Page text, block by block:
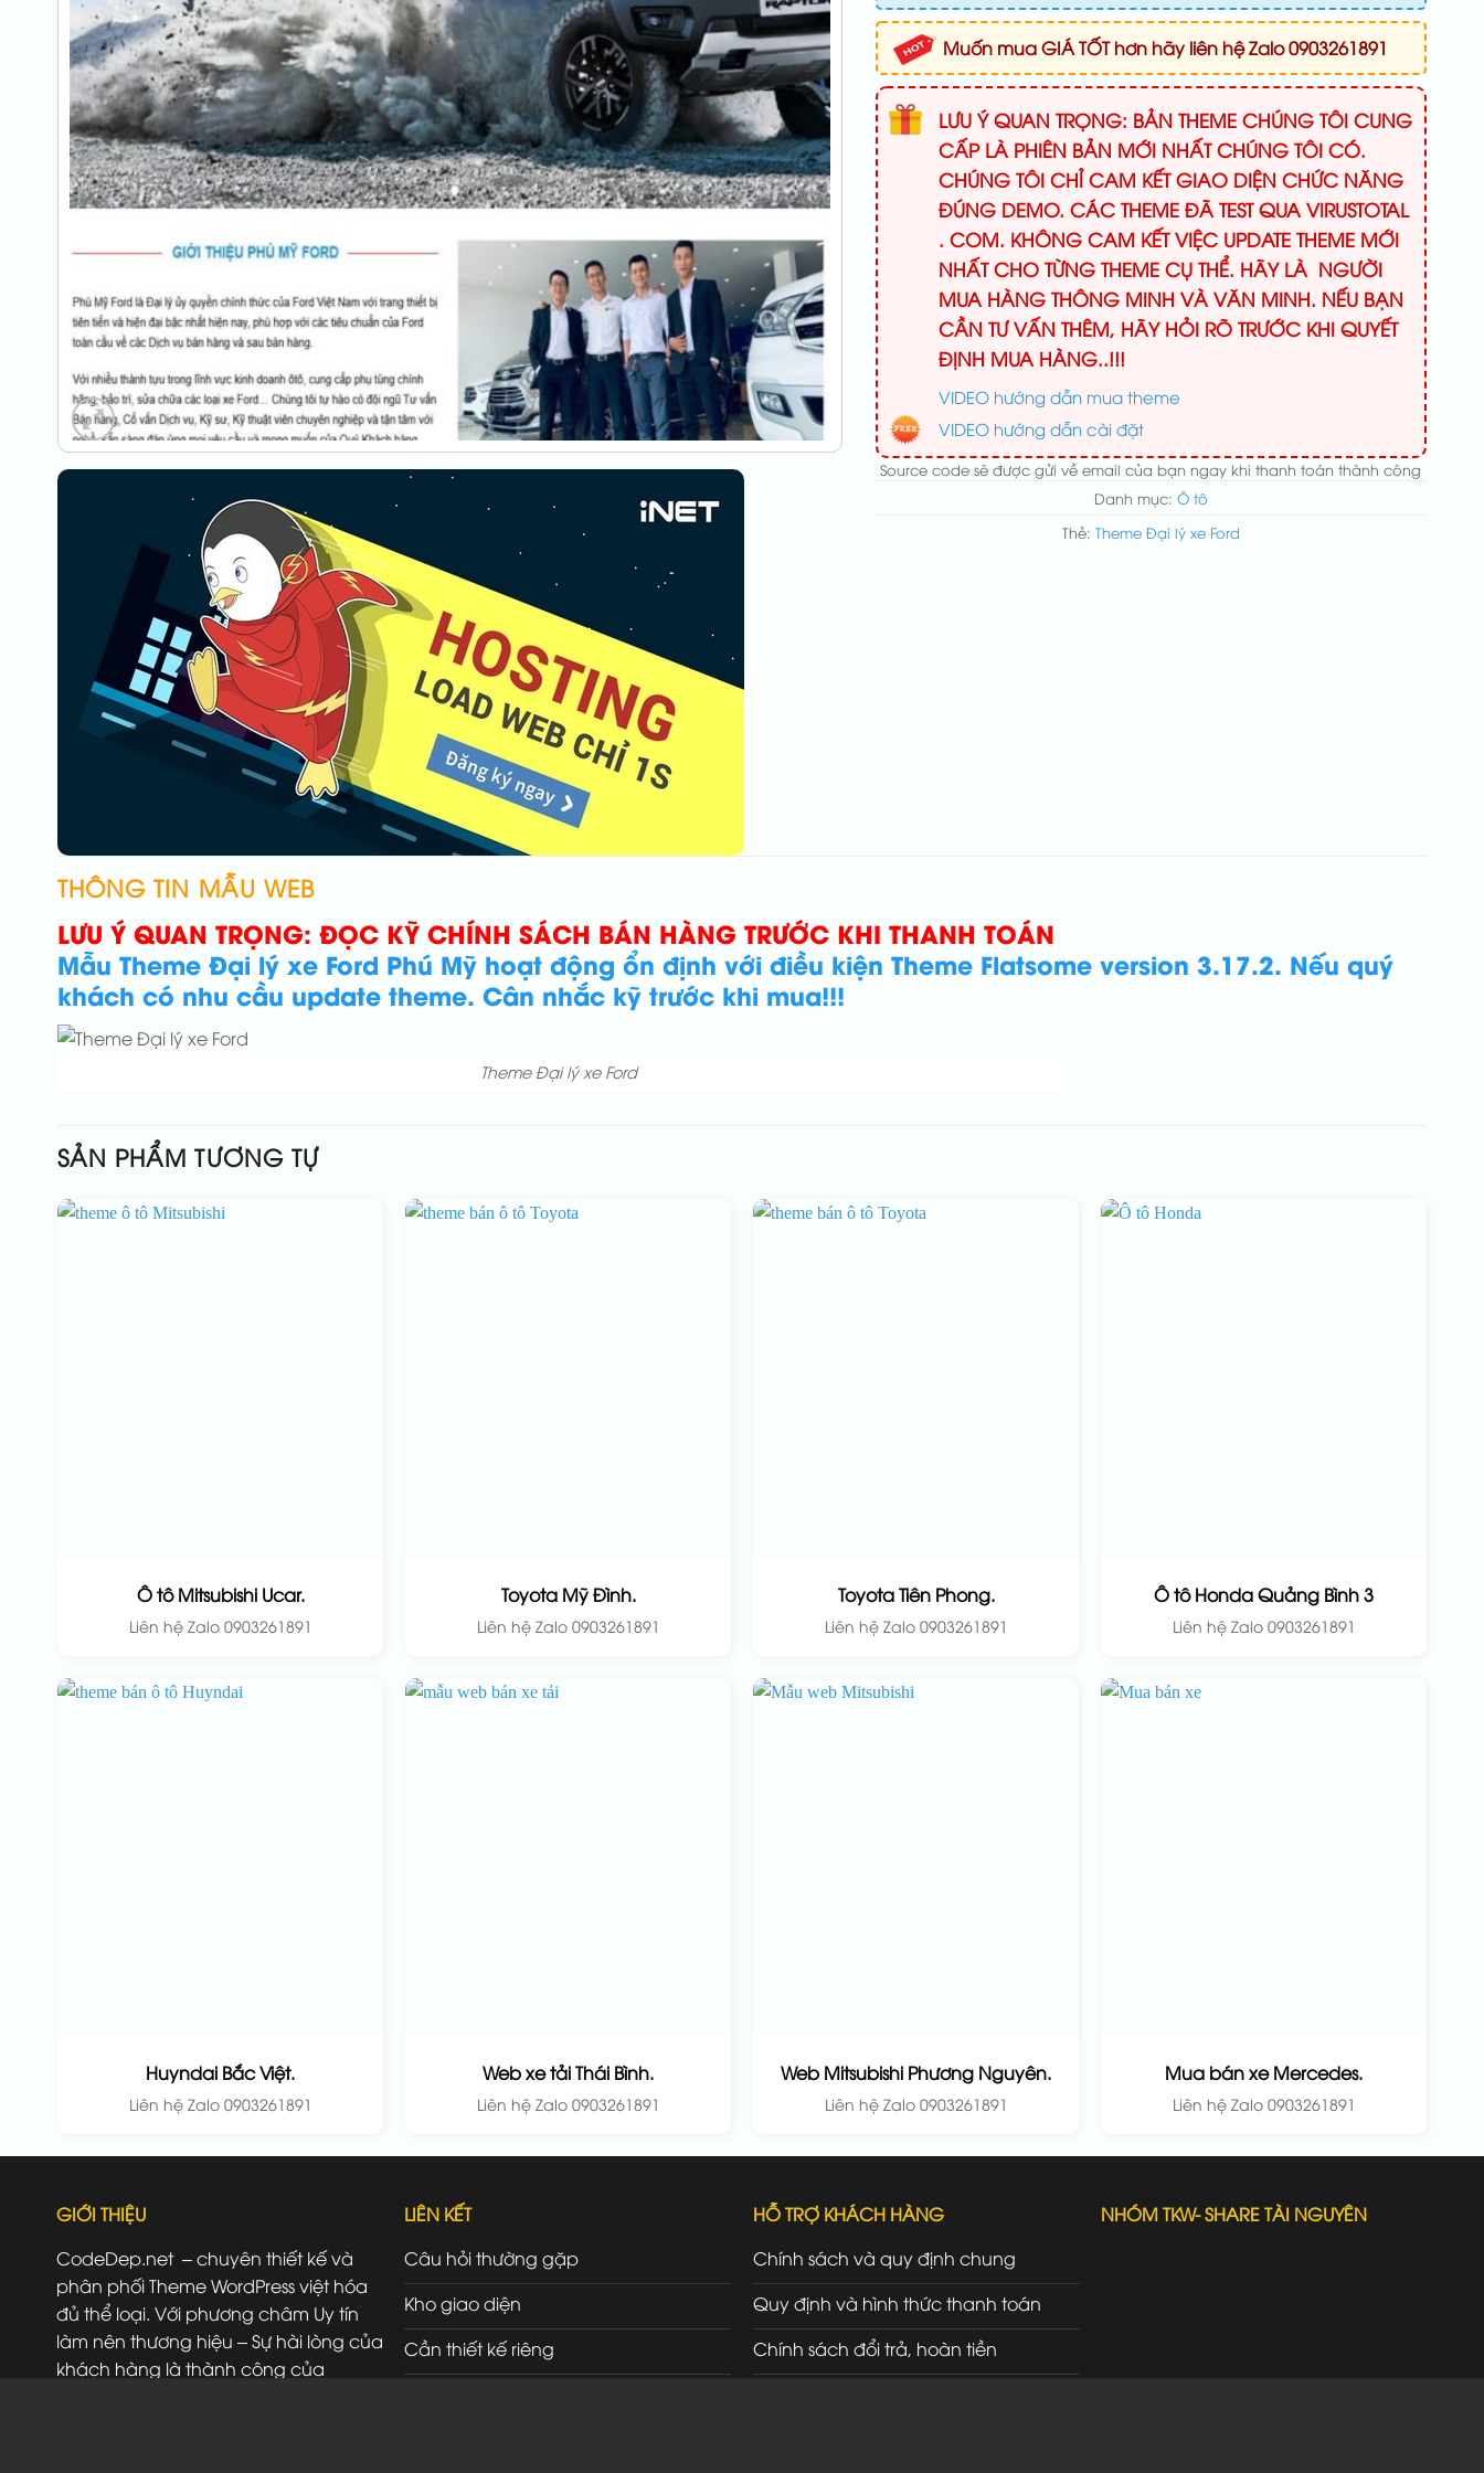
Muốn mua GIÁ TỐT hơn hãy liên hệ Zalo 0903261891
LƯU Ý QUAN TRỌNG: BẢN THEME CHÚNG TÔI CUNG
CẤP LÀ PHIÊN BẢN MỚI NHẤT CHÚNG TÔI CÓ.
CHÚNG TÔI CHỈ CAM KẾT GIAO DIỆN CHỨC NĂNG
ĐÚNG DEMO. CÁC THEME ĐÃ TEST QUA VIRUSTOTAL
. COM. KHÔNG CAM KẾT VIỆC UPDATE THEME MỚI
NHẤT CHO TỪNG THEME CỤ THỂ. HÃY LÀ NGƯỜI
MUA HÀNG THÔNG MINH VÀ VĂN MINH. NẾU BẠN
CẦN TƯ VẤN THÊM, HÃY HỎI RÕ TRƯỚC KHI QUYẾT
ĐỊNH MUA HÀNG..!!!
VIDEO hướng dẫn mua theme
VIDEO hướng dẫn cài đặt
Source code sẽ được gửi về email của bạn ngay khi thanh toán thành công
Danh mục: Ô tô
Thẻ: Theme Đại lý xe Ford
THÔNG TIN MẪU WEB
LƯU Ý QUAN TRỌNG: ĐỌC KỸ CHÍNH SÁCH BÁN HÀNG TRƯỚC KHI THANH TOÁN
Mẫu Theme Đại lý xe Ford Phú Mỹ hoạt động ổn định với điều kiện Theme Flatsome version 3.17.2. Nếu quý
khách có nhu cầu update theme. Cân nhắc kỹ trước khi mua!!!
Theme Đại lý xe Ford
SẢN PHẨM TƯƠNG TỰ
Ô tô Mitsubishi Ucar.
Liên hệ Zalo 0903261891
Toyota Mỹ Đình.
Liên hệ Zalo 0903261891
Toyota Tiên Phong.
Liên hệ Zalo 0903261891
Ô tô Honda Quảng Bình 3
Liên hệ Zalo 0903261891
Huyndai Bắc Việt.
Liên hệ Zalo 0903261891
Web xe tải Thái Bình.
Liên hệ Zalo 0903261891
Web Mitsubishi Phương Nguyên.
Liên hệ Zalo 0903261891
Mua bán xe Mercedes.
Liên hệ Zalo 0903261891
GIỚI THIỆU
CodeDep.net – chuyên thiết kế và
phân phối Theme WordPress việt hóa
đủ thể loại. Với phương châm Uy tín
làm nên thương hiệu – Sự hài lòng của
khách hàng là thành công của
LIÊN KẾT
Câu hỏi thường gặp
Kho giao diện
Cần thiết kế riêng
HỖ TRỢ KHÁCH HÀNG
Chính sách và quy định chung
Quy định và hình thức thanh toán
Chính sách đổi trả, hoàn tiền
NHÓM TKW- SHARE TÀI NGUYÊN